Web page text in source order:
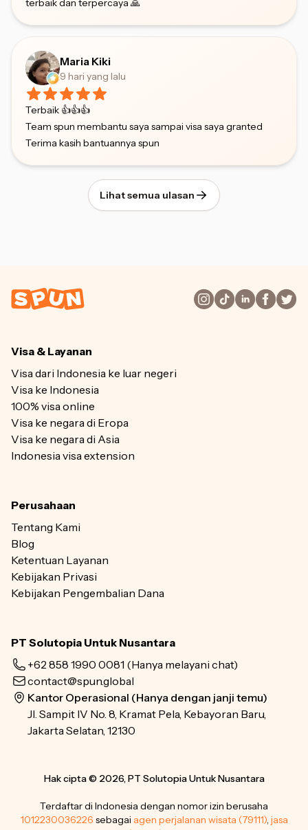
terbaik dan terpercaya 🙏
Maria Kiki
9 hari yang lalu
Terbaik 👍👍👍
Team spun membantu saya sampai visa saya granted
Terima kasih bantuannya spun
Lihat semua ulasan
Visa & Layanan
Visa dari Indonesia ke luar negeri
Visa ke Indonesia
100% visa online
Visa ke negara di Eropa
Visa ke negara di Asia
Indonesia visa extension
Perusahaan
Tentang Kami
Blog
Ketentuan Layanan
Kebijakan Privasi
Kebijakan Pengembalian Dana
PT Solutopia Untuk Nusantara
+62 858 1990 0081 (Hanya melayani chat)
contact@spun.global
Kantor Operasional (Hanya dengan janji temu)
Jl. Sampit IV No. 8, Kramat Pela, Kebayoran Baru,
Jakarta Selatan, 12130
Hak cipta © 2026, PT Solutopia Untuk Nusantara
Terdaftar di Indonesia dengan nomor izin berusaha
1012230036226 sebagai agen perjalanan wisata (79111), jasa